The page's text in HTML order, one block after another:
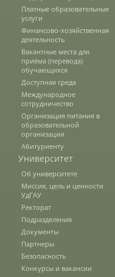
Наши услуги
Международная
Организации-
Договоры о
Зарубежные
Иностранным
Платные образовательные
услуги
Финансово-хозяйственная
деятельность
Вакантные места для
приёма (перевода)
обучающихся
Доступная среда
Международное
сотрудничество
Организация питания в
образовательной
организации
Абитуриенту
Университет
Об университете
Миссия, цель и ценности
УдГАУ
Ректорат
Подразделения
Документы
Партнеры
Безопасность
Конкурсы и вакансии